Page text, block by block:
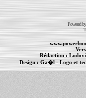
Powered
Rédaction :
Design : Ga�l- Logo et
Informations : PowerBook MacBook Pro